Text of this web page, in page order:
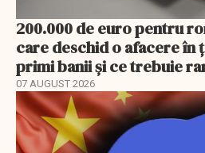
200.000 de euro pentru
care deschid o afacere în
primi banii și ce trebuie
07 AUGUST 2026